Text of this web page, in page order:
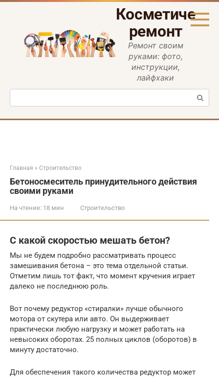
Перейти
ремонт
Ремонт своим
руками: фото,
инструкции,
лайфхаки
Поиск:
Главная » Строительство
Бетоносмеситель принудительного действия
своими руками
На чтение: 18 мин Строительство
С какой скоростью мешать бетон?
Мы не будем подробно рассматривать процесс
замешивания бетона – это тема отдельной статьи.
Отметим лишь тот факт, что момент кручения играет
далеко не последнюю роль.
Вот почему редуктор «стиралки» лучше обычного
мотора от скутера или авто. Он выдерживает
практически любую нагрузку и может работать на
невысоких оборотах. 25 полных циклов (оборотов) в
минуту достаточно.
Для обеспечения такого количества редуктор может